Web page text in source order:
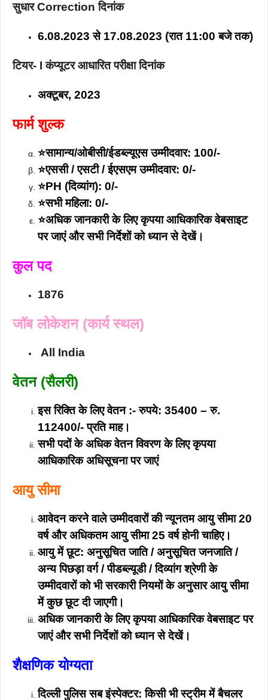
सुधार Correction दिनांक
6.08.2023 से 17.08.2023 (रात 11:00 बजे तक)
टियर- I कंप्यूटर आधारित परीक्षा दिनांक
अक्टूबर, 2023
फार्म शुल्क
⭐सामान्य/ओबीसी/ईडब्ल्यूएस उम्मीदवार: 100/-
⭐एससी / एसटी / ईएसएम उम्मीदवार: 0/-
⭐PH (दिव्यांग): 0/-
⭐सभी महिला: 0/-
⭐अधिक जानकारी के लिए कृपया आधिकारिक वेबसाइट
पर जाएं और सभी निर्देशों को ध्यान से देखें।
कुल पद
1876
जॉब लोकेशन (कार्य स्थल)
All India
वेतन (सैलरी)
इस रिक्ति के लिए वेतन :- रुपये: 35400 – रु.
112400/- प्रति माह।
सभी पदों के अधिक वेतन विवरण के लिए कृपया
आधिकारिक अधिसूचना पर जाएं
आयु सीमा
आवेदन करने वाले उम्मीदवारों की न्यूनतम आयु सीमा 20
वर्ष और अधिकतम आयु सीमा 25 वर्ष होनी चाहिए।
आयु में छूट: अनुसूचित जाति / अनुसूचित जनजाति /
अन्य पिछड़ा वर्ग / पीडब्ल्यूडी / दिव्यांग श्रेणी के
उम्मीदवारों को भी सरकारी नियमों के अनुसार आयु सीमा
में कुछ छूट दी जाएगी।
अधिक जानकारी के लिए कृपया आधिकारिक वेबसाइट पर
जाएं और सभी निर्देशों को ध्यान से देखें।
शैक्षणिक योग्यता
दिल्ली पुलिस सब इंस्पेक्टर: किसी भी स्ट्रीम में बैचलर